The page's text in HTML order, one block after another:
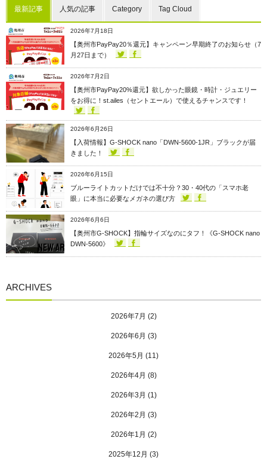
最新記事 人気の記事 Category Tag Cloud
2026年7月18日
【奥州市PayPay20％還元】キャンペーン早期終了のお知らせ（7
月27日まで）
2026年7月2日
【奥州市PayPay20%還元】欲しかった眼鏡・時計・ジュエリー
をお得に！st.ailes（セントエール）で使えるチャンスです！
2026年6月26日
【入荷情報】G-SHOCK nano「DWN-5600-1JR」ブラックが届
きました！
2026年6月15日
ブルーライトカットだけでは不十分？30・40代の「スマホ老
眼」に本当に必要なメガネの選び方
2026年6月6日
【奥州市G-SHOCK】指輪サイズなのにタフ！《G-SHOCK nano
DWN-5600》
ARCHIVES
2026年7月 (2)
2026年6月 (3)
2026年5月 (11)
2026年4月 (8)
2026年3月 (1)
2026年2月 (3)
2026年1月 (2)
2025年12月 (3)